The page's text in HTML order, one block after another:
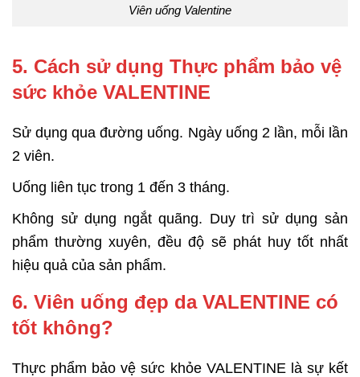
Viên uống Valentine
5. Cách sử dụng Thực phẩm bảo vệ
sức khỏe VALENTINE
Sử dụng qua đường uống. Ngày uống 2 lần, mỗi lần
2 viên.
Uống liên tục trong 1 đến 3 tháng.
Không sử dụng ngắt quãng. Duy trì sử dụng sản
phẩm thường xuyên, đều độ sẽ phát huy tốt nhất
hiệu quả của sản phẩm.
6. Viên uống đẹp da VALENTINE có
tốt không?
Thực phẩm bảo vệ sức khỏe VALENTINE là sự kết